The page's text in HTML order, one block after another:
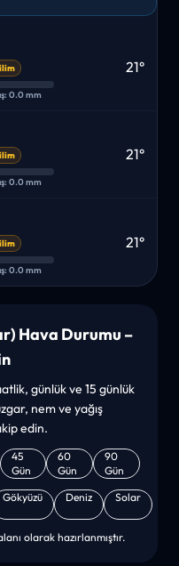
0.0 mm
21°
0.0 mm
21°
0.0 mm
21°
Hava Durumu –
günlük ve 15 günlük
nem ve yağış
edin.
45
Gün
60
Gün
90
Gün
Gökyüzü Deniz Solar
olarak hazırlanmıştır.